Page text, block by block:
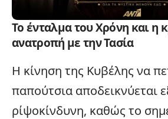
Το ένταλμα του Χρόνη και η
ανατροπή με την Τασία
Η κίνηση της Κυβέλης να
παπούτσια αποδεικνύεται
ρίψοκίνδυνη, καθώς το